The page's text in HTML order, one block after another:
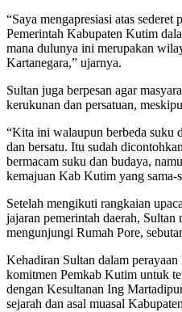
“Saya mengapresiasi atas
Pemerintah Kabupaten Kutim
mana dulunya ini merupakan
Kartanegara,” ujarnya.
Sultan juga berpesan agar
kerukunan dan persatuan,
“Kita ini walaupun berbeda suku
dan bersatu. Itu sudah
bermacam suku dan budaya,
kemajuan Kab Kutim yang sama-
Setelah mengikuti rangkaian
jajaran pemerintah daerah,
mengunjungi Rumah Pore,
Kehadiran Sultan dalam
komitmen Pemkab Kutim untuk
dengan Kesultanan Ing
sejarah dan asal muasal